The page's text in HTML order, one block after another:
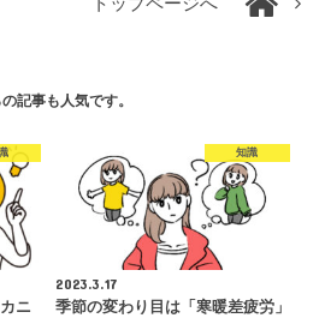
記事も人気です。
ニ
知識
2023.3.17
季節の変わり目は「寒暖差疲労」